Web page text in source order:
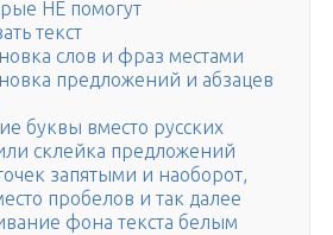
НЕ помогут
текст
слов и фраз местами
предложений и абзацев
буквы вместо русских
склейка предложений
запятыми и наоборот,
пробелов и так далее
фона текста белым